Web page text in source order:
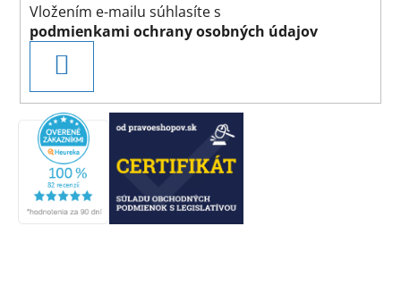
Vložením e-mailu súhlasíte s
podmienkami ochrany osobných údajov
SA